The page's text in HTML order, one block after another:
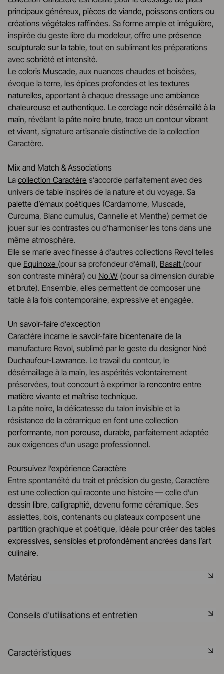
principaux généreux, pièces de viande, poissons entiers ou
créations végétales raffinées. Sa forme ample et irrégulière,
inspirée du geste libre du modeleur, offre une présence
sculpturale sur la table, tout en sublimant les préparations
avec sobriété et intensité.
Le coloris Muscade, aux nuances chaudes et boisées,
évoque la terre, les épices profondes et les textures
naturelles, apportant à chaque dressage une ambiance
chaleureuse et authentique. Le cerclage noir désémaillé à la
main, révélant la pâte noire brute, trace un contour vibrant
et vivant, signature artisanale distinctive de la collection
Caractère.
Mix and Match & Associations
La collection Caractère s’accorde parfaitement avec des
univers de table inspirés de la nature et du voyage. Sa
palette d’émaux poétiques (Cardamome, Muscade,
Curcuma, Blanc cumulus, Cannelle et Menthe) permet de
jouer sur les contrastes ou d’harmoniser les tons dans une
même atmosphère.
Elle se marie avec finesse à d’autres collections Revol telles
que Equinoxe (pour sa profondeur d’émail), Basalt (pour
son contraste minéral) ou No.W (pour sa dimension durable
et brute). Ensemble, elles permettent de composer une
table à la fois contemporaine, expressive et engagée.
Un savoir-faire d’exception
Caractère incarne le savoir-faire bicentenaire de la
manufacture Revol, sublimé par le geste du designer Noé
Duchaufour-Lawrance. Le travail du contour, le
désémaillage à la main, les aspérités volontairement
préservées, tout concourt à exprimer la rencontre entre
matière vivante et maîtrise technique.
La pâte noire, la délicatesse du talon invisible et la
résistance de la céramique en font une collection
performante, non poreuse, durable, parfaitement adaptée
aux exigences d’un usage professionnel.
Poursuivez l’expérience Caractère
Entre spontanéité du trait et précision du geste, Caractère
est une collection qui raconte une histoire — celle d’un
dessin libre, calligraphié, devenu forme céramique. Ses
assiettes, bols, contenants ou plateaux composent une
partition graphique et poétique, idéale pour créer des tables
expressives, sensibles et profondément ancrées dans l’art
culinaire.
Matériau
manufacture REVOL. Elle dispose des mêmes qualités
département R&D
Conseils d'utilisations et entretien
Caractéristiques